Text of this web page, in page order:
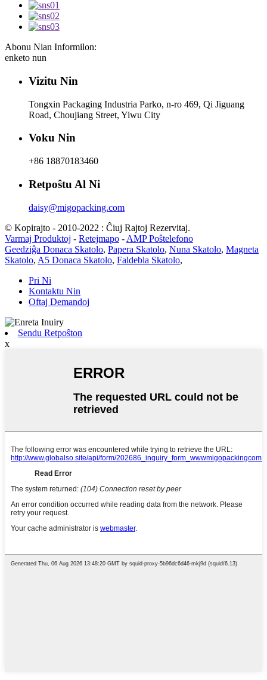
Abonu Nian Informilon:
enketo nun
Vizitu Nin
Tongxin Packaging Industria Parko, n-ro 469, Qi Jiguang
Road, Choujiang Street, Yiwu City
Voku Nin
+86 18870183460
Retpoŝtu Al Ni
daisy@migopacking.com
© Kopirajto - 2010-2022 : Ĉiuj Rajtoj Rezervitaj.
Varmaj Produktoj - Retejmapo - AMP Poŝtelefono
Geedziĝa Donaca Skatolo, Papera Skatolo, Nuna Skatolo, Magneta
Skatolo, A5 Donaca Skatolo, Faldebla Skatolo,
Pri Ni
Kontaktu Nin
Oftaj Demandoj
Sendu Retpoŝton
x